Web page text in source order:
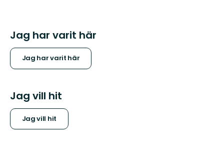
Jag har varit här
Jag har varit här
Jag vill hit
Jag vill hit